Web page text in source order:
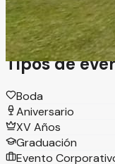
combinan
distintivo que eleva
Tipos de
Boda
Aniversario
XV Años
Graduación
Evento